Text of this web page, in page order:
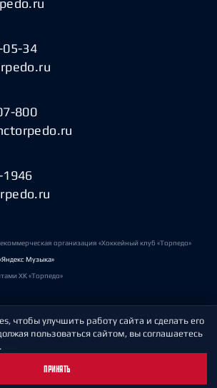
05-34
800
1946
организация «Хоккейный клуб «Торпедо»
Музыка»
ХК «Торпедо»
данных
чтобы улучшить работу сайта и сделать его
пользоваться сайтом, вы соглашаетесь
ПРИНЯТЬ